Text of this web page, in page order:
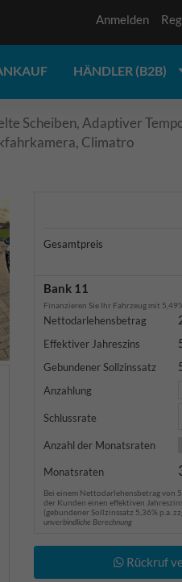
Anmelden
HÄNDLER (B2B)
Scheiben, Adaptiver
Climatro
Gesamtpreis
Bank 11
Finanzieren Sie Ihr Fahrzeug mit
Nettodarlehensbetrag
Effektiver Jahreszins
Gebundener Sollzinssatz
Anzahlung
Schlussrate
Anzahl der Monatsraten
Monatsraten
Bei einem Nettodarlehensbetrag von
der Kunden einen effektiven
(gebundener Sollzinssatz 5,36% p.a.
unverbindliche Berechnung
Rückruf